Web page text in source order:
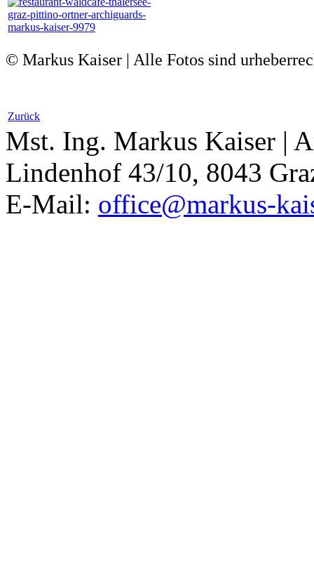
© Markus Kaiser | Alle Fotos sind
Zurück
Mst. Ing. Markus Kaiser |
Lindenhof 43/10, 8043
E-Mail: office@markus-